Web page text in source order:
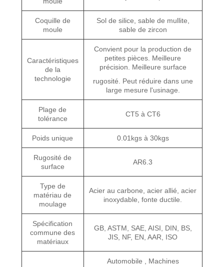
Coquille de
moule
Sol de silice, sable de mullite,
sable de zircon
Caractéristiques
de la
technologie
Convient pour la production de
petites pièces. Meilleure
précision. Meilleure surface
rugosité. Peut réduire dans une
large mesure l'usinage.
Plage de
tolérance
CT5 à CT6
Poids unique 0.01kgs à 30kgs
Rugosité de
surface
AR6.3
Type de
matériau de
moulage
Acier au carbone, acier allié, acier
inoxydable, fonte ductile.
Spécification
commune des
matériaux
GB, ASTM, SAE, AISI, DIN, BS,
JIS, NF, EN, AAR, ISO
Automobile , Machines